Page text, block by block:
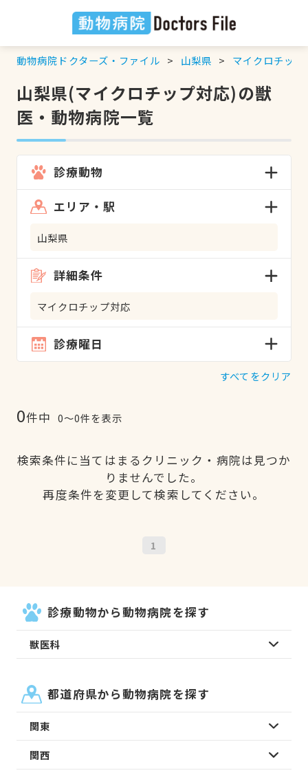
動物病院ドクターズ・ファイル 山梨県 マイクロチップ
山梨県(マイクロチップ対応)の獣
医・動物病院一覧
診療動物
エリア・駅
山梨県
詳細条件
マイクロチップ対応
診療曜日
すべてをクリア
0件中 0〜0件を表示
検索条件に当てはまるクリニック・病院は見つか
りませんでした。
再度条件を変更して検索してください。
1
診療動物から動物病院を探す
獣医科
都道府県から動物病院を探す
関東
関西